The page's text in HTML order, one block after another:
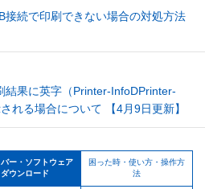
接続で印刷できない場合の対処方法
結果に英字（Printer-InfoDPrinter-
れる場合について 【4月9日更新】
バー・ソフトウェア
ダウンロード
困った時・使い方・操作方
法